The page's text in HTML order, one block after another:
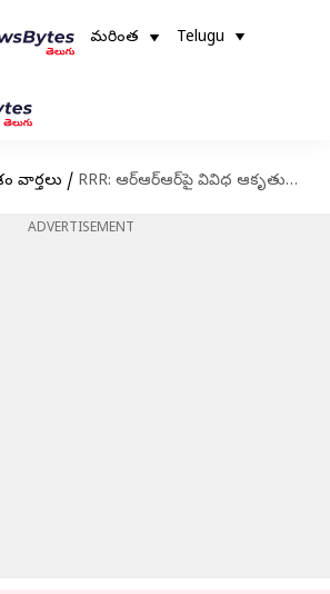
మరింత Telugu
వార్తలు / RRR: ఆర్‌ఆర్‌ఆర్‌పై వివిధ ఆకృతుల్లో నిర్మాణం.. రాజధానికి తగ్గనున్న వాహనాల తాకిడి
ADVERTISEMENT